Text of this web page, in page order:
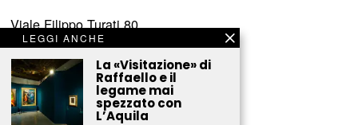
Viale Filippo Turati 80
c/o Castelnovo
23900 Lecco (LC)
www.fascinointellettuali.it
info[at]fascinointellettuali.it
LEGGI ANCHE
La «Visitazione» di
Raffaello e il
legame mai
spezzato con
L’Aquila